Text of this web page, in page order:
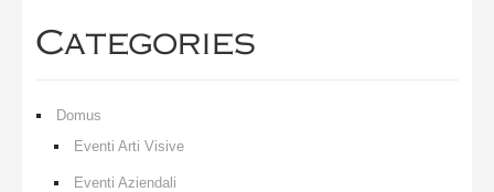
Categories
Domus
Eventi Arti Visive
Eventi Aziendali